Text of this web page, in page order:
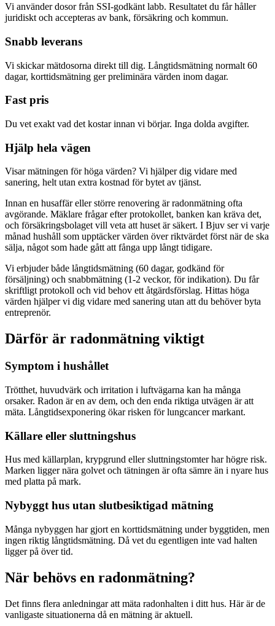
Vi använder dosor från SSI-godkänt labb. Resultatet du får håller
juridiskt och accepteras av bank, försäkring och kommun.
Snabb leverans
Vi skickar mätdosorna direkt till dig. Långtidsmätning normalt 60
dagar, korttidsmätning ger preliminära värden inom dagar.
Fast pris
Du vet exakt vad det kostar innan vi börjar. Inga dolda avgifter.
Hjälp hela vägen
Visar mätningen för höga värden? Vi hjälper dig vidare med
sanering, helt utan extra kostnad för bytet av tjänst.
Innan en husaffär eller större renovering är radonmätning ofta
avgörande. Mäklare frågar efter protokollet, banken kan kräva det,
och försäkringsbolaget vill veta att huset är säkert. I Bjuv ser vi varje
månad hushåll som upptäcker värden över riktvärdet först när de ska
sälja, något som hade gått att fånga upp långt tidigare.
Vi erbjuder både långtidsmätning (60 dagar, godkänd för
försäljning) och snabbmätning (1-2 veckor, för indikation). Du får
skriftligt protokoll och vid behov ett åtgärdsförslag. Hittas höga
värden hjälper vi dig vidare med sanering utan att du behöver byta
entreprenör.
Därför är radonmätning viktigt
Symptom i hushållet
Trötthet, huvudvärk och irritation i luftvägarna kan ha många
orsaker. Radon är en av dem, och den enda riktiga utvägen är att
mäta. Långtidsexponering ökar risken för lungcancer markant.
Källare eller sluttningshus
Hus med källarplan, krypgrund eller sluttningstomter har högre risk.
Marken ligger nära golvet och tätningen är ofta sämre än i nyare hus
med platta på mark.
Nybyggt hus utan slutbesiktigad mätning
Många nybyggen har gjort en korttidsmätning under byggtiden, men
ingen riktig långtidsmätning. Då vet du egentligen inte vad halten
ligger på över tid.
När behövs en radonmätning?
Det finns flera anledningar att mäta radonhalten i ditt hus. Här är de
vanligaste situationerna då en mätning är aktuell.